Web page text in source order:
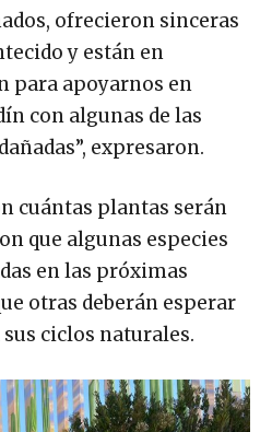
ofrecieron sinceras
y están en
para apoyarnos en
con algunas de las
expresaron.
cuántas plantas serán
que algunas especies
en las próximas
otras deberán esperar
ciclos naturales.